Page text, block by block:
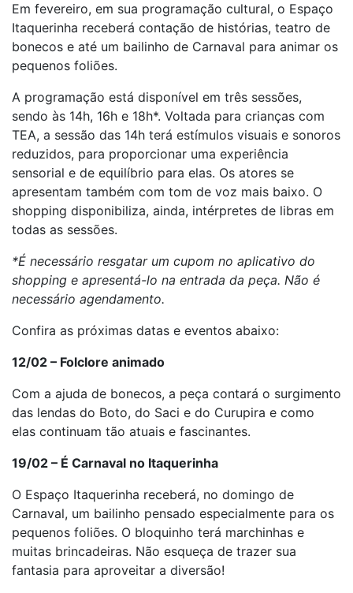
Em fevereiro, em sua programação cultural, o Espaço
Itaquerinha receberá contação de histórias, teatro de
bonecos e até um bailinho de Carnaval para animar os
pequenos foliões.
A programação está disponível em três sessões,
sendo às 14h, 16h e 18h*. Voltada para crianças com
TEA, a sessão das 14h terá estímulos visuais e sonoros
reduzidos, para proporcionar uma experiência
sensorial e de equilíbrio para elas. Os atores se
apresentam também com tom de voz mais baixo. O
shopping disponibiliza, ainda, intérpretes de libras em
todas as sessões.
*É necessário resgatar um cupom no aplicativo do
shopping e apresentá-lo na entrada da peça. Não é
necessário agendamento.
Confira as próximas datas e eventos abaixo:
12/02 – Folclore animado
Com a ajuda de bonecos, a peça contará o surgimento
das lendas do Boto, do Saci e do Curupira e como
elas continuam tão atuais e fascinantes.
19/02 – É Carnaval no Itaquerinha
O Espaço Itaquerinha receberá, no domingo de
Carnaval, um bailinho pensado especialmente para os
pequenos foliões. O bloquinho terá marchinhas e
muitas brincadeiras. Não esqueça de trazer sua
fantasia para aproveitar a diversão!